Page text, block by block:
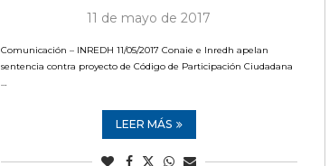
11 de mayo de 2017
Comunicación – INREDH 11/05/2017 Conaie e Inredh apelan
sentencia contra proyecto de Código de Participación Ciudadana
…
LEER MÁS